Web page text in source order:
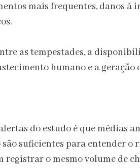
mais frequentes, danos à
as tempestades, a
humano e a geração
do estudo é que médias
suficientes para entender o
registrar o mesmo volume de